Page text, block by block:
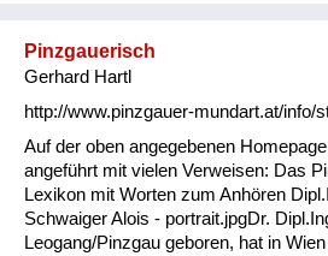
Pinzgauerisch
Gerhard Hartl
http://www.pinzgauer-mundart.at/info/
Auf der oben angegebenen
angeführt mit vielen Verweisen: Das
Lexikon mit Worten zum Anhören
Schwaiger Alois - portrait.jpgDr.
Leogang/Pinzgau geboren, hat in